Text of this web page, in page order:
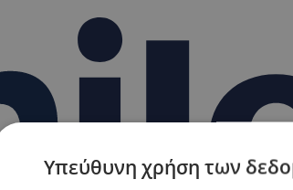
Υπεύθυνη χρήση των